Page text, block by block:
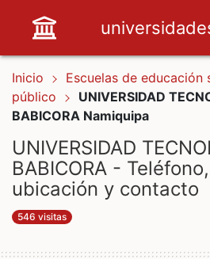
Inicio
Escuelas de
público
UNIVERSIDAD
BABICORA Namiquipa
UNIVERSIDAD
BABICORA -
ubicación y contacto
546 visitas